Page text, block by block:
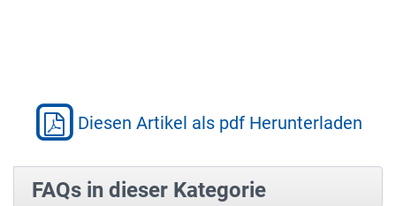
Diesen Artikel als pdf Herunterladen
FAQs in dieser Kategorie